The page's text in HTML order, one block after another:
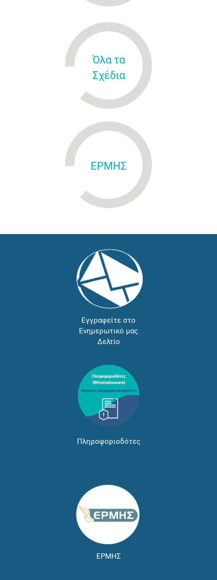
Όλα τα
Σχέδια
ΕΡΜΗΣ
Εγγραφείτε στο
Ενημερωτικό μας
Δελτίο
Πληροφοριοδότες
ΕΡΜΗΣ